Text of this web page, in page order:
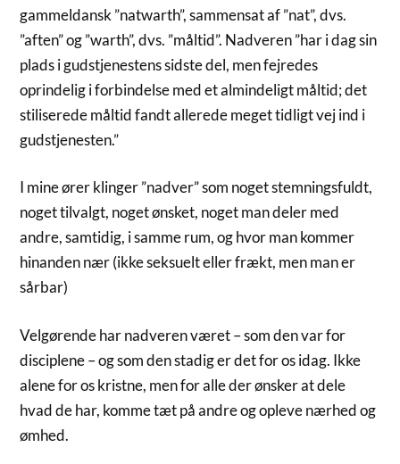
gammeldansk ”natwarth”, sammensat af ”nat”, dvs.
”aften” og ”warth”, dvs. ”måltid”. Nadveren ”har i dag sin
plads i gudstjenestens sidste del, men fejredes
oprindelig i forbindelse med et almindeligt måltid; det
stiliserede måltid fandt allerede meget tidligt vej ind i
gudstjenesten.”
I mine ører klinger ”nadver” som noget stemningsfuldt,
noget tilvalgt, noget ønsket, noget man deler med
andre, samtidig, i samme rum, og hvor man kommer
hinanden nær (ikke seksuelt eller frækt, men man er
sårbar)
Velgørende har nadveren været – som den var for
disciplene – og som den stadig er det for os idag. Ikke
alene for os kristne, men for alle der ønsker at dele
hvad de har, komme tæt på andre og opleve nærhed og
ømhed.